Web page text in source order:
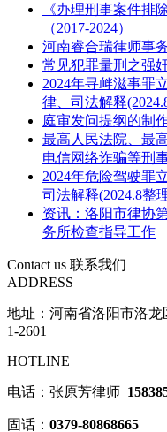
《办理刑事案件排
（2017-2024）
河南睿合瑞律师事
常见犯罪量刑之强
2024年寻衅滋事罪
律、司法解释
庭审发问提纲的制
最高人民法院、最
电信网络诈骗等刑
2024年危险驾驶罪
司法解释(2024.8整
资讯：洛阳市律协
务所检查指导工作
Contact us 联系我们
ADDRESS
地址：河南省洛阳市洛
1-2601
HOTLINE
电话：张原芳律师
固话： 0379-80868665